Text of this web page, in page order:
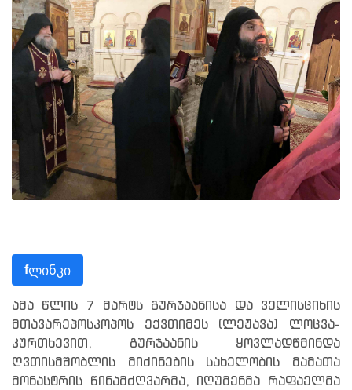
fლინკი
ამა წლის 7 მარტს გურჯაანისა და ველისციხის
მთავარეპოსკოპოს ექვთიმეს (ლეჟავა) ლოცვა-
კურთხევით, გურჯაანის ყოვლადწმინდა
ღვთისმშობლის მიძინების სახელობის მამათა
მონასტრის წინამძღვარმა, იღუმენმა რაფაელმა